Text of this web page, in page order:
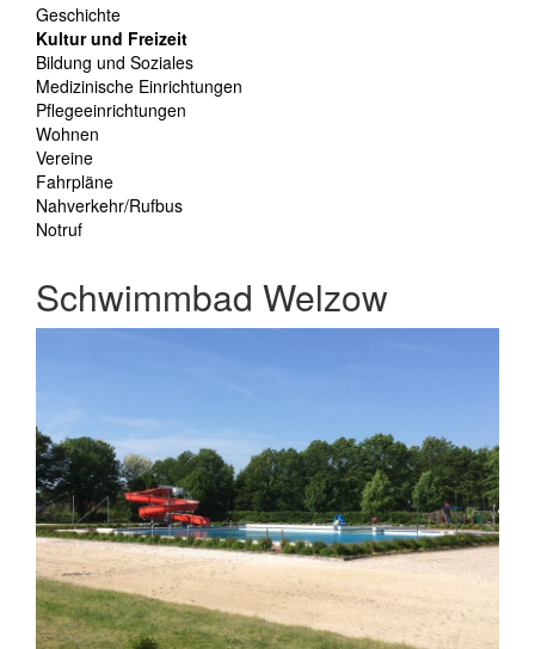
Geschichte
Kultur und Freizeit
Bildung und Soziales
Medizinische Einrichtungen
Pflegeeinrichtungen
Wohnen
Vereine
Fahrpläne
Nahverkehr/Rufbus
Notruf
Schwimmbad Welzow